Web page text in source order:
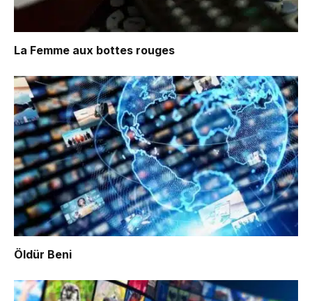
La Femme aux bottes rouges
Öldür Beni